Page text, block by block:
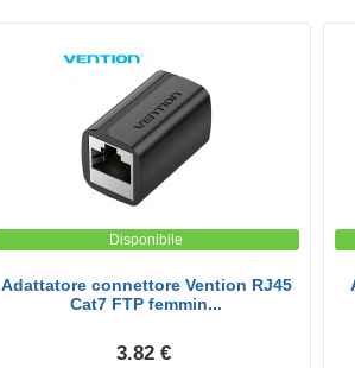
Disponibile
Adattatore connettore Vention RJ45
Cat7 FTP femmin...
3.82 €